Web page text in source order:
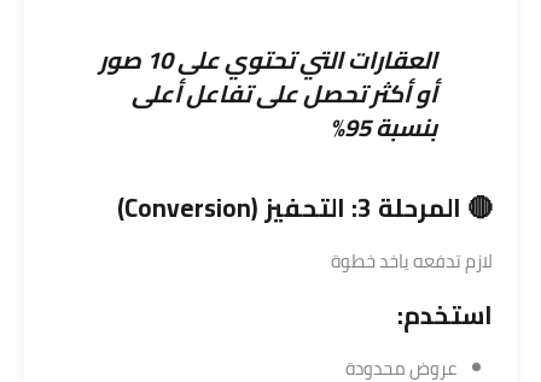
العقارات التي تحتوي على 10 صور
أو أكثر تحصل على تفاعل أعلى
بنسبة 95%
🔴 المرحلة 3: التحفيز (Conversion)
لازم تدفعه ياخد خطوة
استخدم:
عروض محدودة